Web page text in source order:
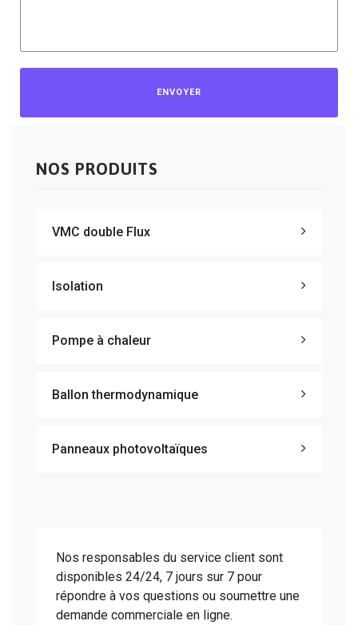
ENVOYER
NOS PRODUITS
VMC double Flux
Isolation
Pompe à chaleur
Ballon thermodynamique
Panneaux photovoltaïques
Nos responsables du service client sont
disponibles 24/24, 7 jours sur 7 pour
répondre à vos questions ou soumettre une
demande commerciale en ligne.